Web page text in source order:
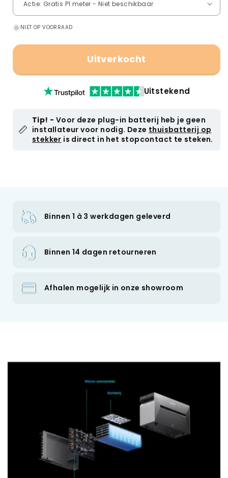
NIET OP VOORRAAD
Uitverkocht
Uitstekend
Tip! - Voor deze plug-in batterij heb je geen
installateur voor nodig. Deze thuisbatterij op
stekker is direct in het stopcontact te steken.
Binnen 1 à 3 werkdagen geleverd
Binnen 14 dagen retourneren
Afhalen mogelijk in onze showroom